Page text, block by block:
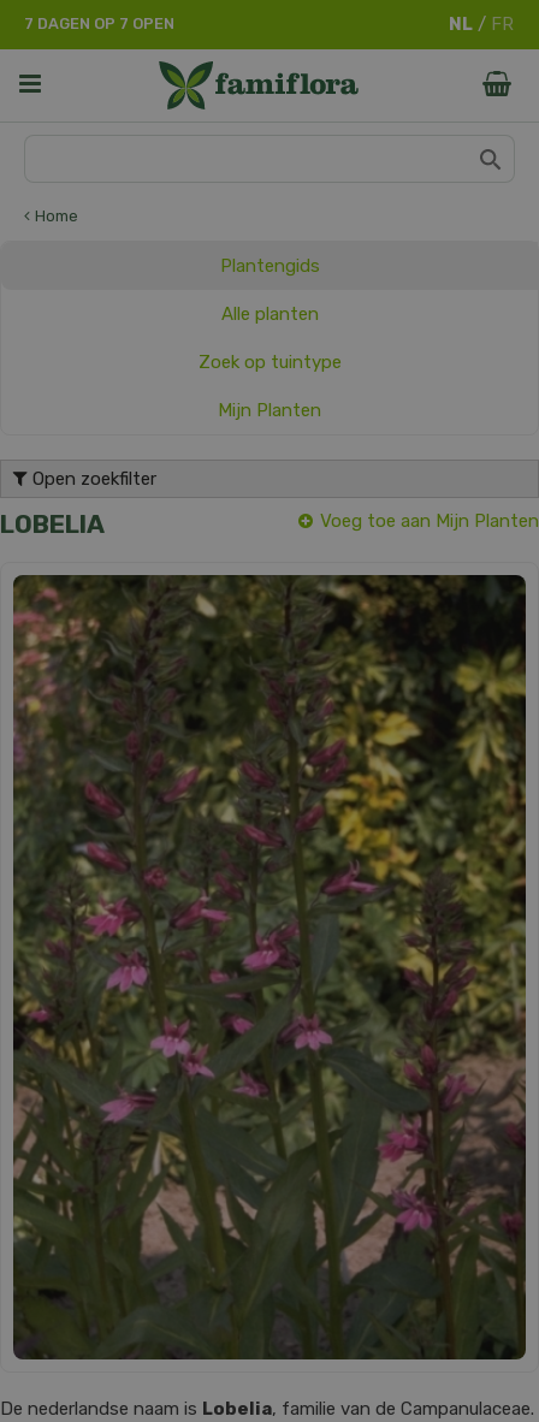
Home
7 DAGEN OP 7 OPEN
Plantengids
Alle planten
Zoek op tuintype
Mijn Planten
Open zoekfilter
LOBELIA Voeg toe aan Mijn Planten
De nederlandse naam is Lobelia, familie van de Campanulaceae.